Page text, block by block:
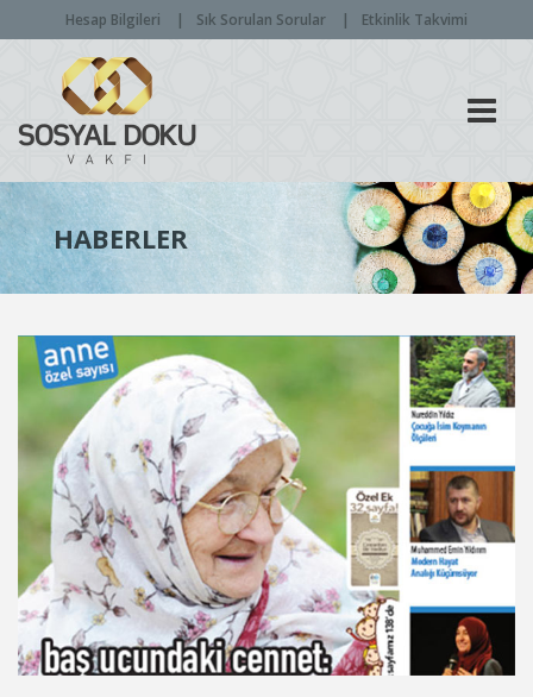
Hesap Bilgileri Sık Sorulan Sorular Etkinlik Takvimi
HABERLER